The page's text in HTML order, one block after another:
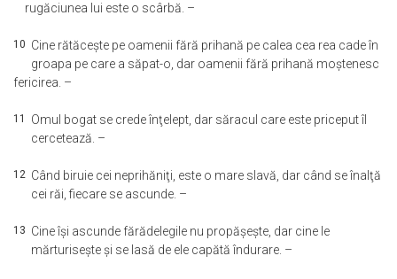
rugăciunea lui este o scârbă. –
10 Cine rătăceşte pe oamenii fără prihană pe calea cea rea cade în
groapa pe care a săpat-o, dar oamenii fără prihană moştenesc
fericirea. –
11 Omul bogat se crede înţelept, dar săracul care este priceput îl
cercetează. –
12 Când biruie cei neprihăniţi, este o mare slavă, dar când se înalţă
cei răi, fiecare se ascunde. –
13 Cine îşi ascunde fărădelegile nu propăşeşte, dar cine le
mărturiseşte şi se lasă de ele capătă îndurare. –